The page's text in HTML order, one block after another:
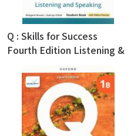
Q : Skills for Success
Fourth Edition Listening &
Speaking Split Student
Book 2A (with Online
Practice)